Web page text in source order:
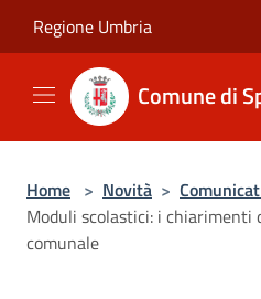
Regione Umbria
Comune di
Home > Novità >
Moduli scolastici: i chiarimenti
comunale